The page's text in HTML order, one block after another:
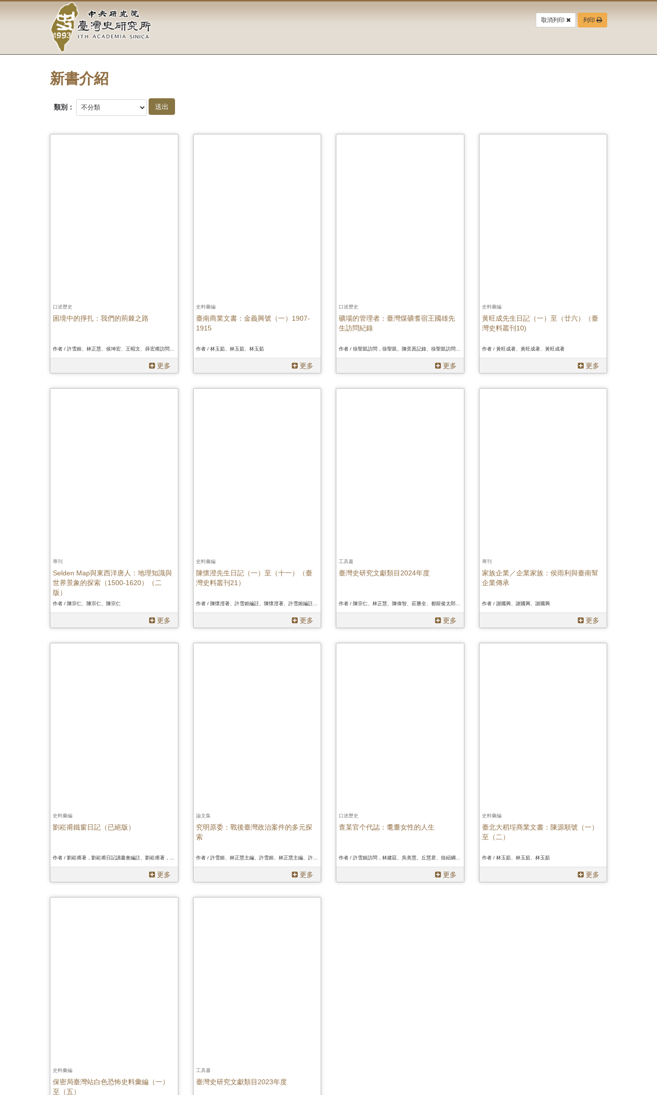
容
中
央
研
究
院-
臺
取消列印 列印
新書介紹
類別：
口述歷史
困境中的掙扎：我們的荊棘之路
作者 / 許雪姬、林正慧、侯坤宏、王昭文、薛宏甫訪問，王昭文、薛宏甫、張尹嚴、黃品豪、林建廷、黃子寧、陳慧瑛、葉人鳳記錄、許雪姬、林正慧、侯坤宏、王昭文、薛宏甫訪問，王昭文、薛宏甫、張尹嚴、黃品豪、林建廷、黃子寧、陳慧瑛、葉人鳳記錄、許雪姬、林正慧、侯坤宏、王昭文、薛宏甫訪問，王昭文、薛宏甫、張尹嚴、黃品豪、林建廷、黃子寧、陳慧瑛、葉人鳳記錄
更多
史料彙編
臺南商業文書：金義興號（一）1907-
1915
作者 / 林玉茹、林玉茹、林玉茹
更多
口述歷史
礦場的管理者：臺灣煤礦耆宿王國雄先
生訪問紀錄
作者 / 徐聖凱訪問，徐聖凱、陳奕菖記錄、徐聖凱訪問，徐聖凱、陳奕菖記錄、徐聖凱訪問，徐聖凱、陳奕菖記錄
更多
史料彙編
黃旺成先生日記（一）至（廿六）（臺
灣史料叢刊10)
作者 / 黃旺成著、黃旺成著、黃旺成著
更多
專刊
Selden Map與東西洋唐人：地理知識與
世界景象的探索（1500-1620）（二
版）
作者 / 陳宗仁、陳宗仁、陳宗仁
更多
史料彙編
陳懷澄先生日記（一）至（十一）（臺
灣史料叢刊21）
作者 / 陳懷澄著、許雪姬編註、陳懷澄著、許雪姬編註、陳懷澄著、許雪姬編註
更多
工具書
臺灣史研究文獻類目2024年度
更多
專刊
家族企業／企業家族：侯雨利與臺南幫
企業傳承
作者 / 謝國興、謝國興、謝國興
更多
史料彙編
劉崧甫鐵窗日記（已絕版）
作者 / 劉崧甫著，劉崧甫日記讀書會編註、劉崧甫著，劉崧甫日記讀書會編註、劉崧甫著，劉崧甫日記讀書會編註
更多
論文集
究明原委：戰後臺灣政治案件的多元探
索
作者 / 許雪姬、林正慧主編、許雪姬、林正慧主編、許雪姬、林正慧主編
更多
口述歷史
查某官个代誌：耄耋女性的人生
作者 / 許雪姬訪問，林建廷、吳美慧、丘慧君、徐紹綱記錄、許雪姬訪問，林建廷、吳美慧、丘慧君、徐紹綱記錄、許雪姬訪問，林建廷、吳美慧、丘慧君、徐紹綱記錄
更多
史料彙編
臺北大稻埕商業文書：陳源順號（一）
至（二）
作者 / 林玉茹、林玉茹、林玉茹
更多
史料彙編
保密局臺灣站白色恐怖史料彙編（一）
至（五）
工具書
臺灣史研究文獻類目2023年度